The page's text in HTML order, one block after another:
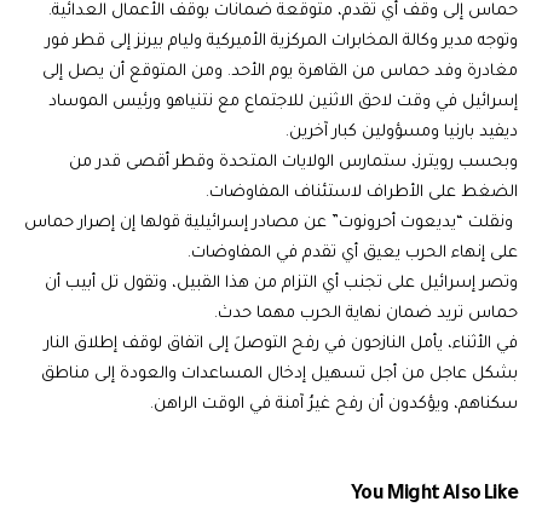
حماس إلى وقف أي تقدم، متوقعة ضمانات بوقف الأعمال العدائية.
وتوجه مدير وكالة المخابرات المركزية الأميركية وليام بيرنز إلى قطر فور
مغادرة وفد حماس من القاهرة يوم الأحد. ومن المتوقع أن يصل إلى
إسرائيل في وقت لاحق الاثنين للاجتماع مع نتنياهو ورئيس الموساد
ديفيد بارنيا ومسؤولين كبار آخرين.
وبحسب رويترز، ستمارس الولايات المتحدة وقطر أقصى قدر من
الضغط على الأطراف لاستئناف المفاوضات.
ونقلت “يديعوت أحرونوت” عن مصادر إسرائيلية قولها إن إصرار حماس
على إنهاء الحرب يعيق أي تقدم في المفاوضات.
وتصر إسرائيل على تجنب أي التزام من هذا القبيل، وتقول تل أبيب أن
حماس تريد ضمان نهاية الحرب مهما حدث.
في الأثناء، يأمل النازحون في رفح التوصلَ إلى اتفاق لوقف إطلاق النار
بشكل عاجل من أجل تسهيل إدخال المساعدات والعودة إلى مناطق
سكناهم، ويؤكدون أن رفح غيرُ آمنة في الوقت الراهن.
You Might Also Like